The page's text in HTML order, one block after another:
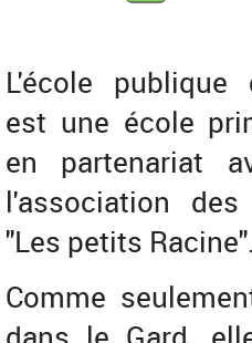
L'école publique
est une école
en partenariat
l'association
"Les petits Racine".
Comme